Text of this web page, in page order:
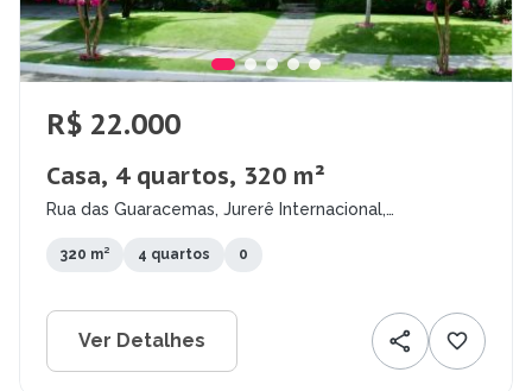
R$ 22.000
Casa, 4 quartos, 320 m²
Rua das Guaracemas, Jurerê Internacional,
320 m² 4 quartos 0
Ver Detalhes